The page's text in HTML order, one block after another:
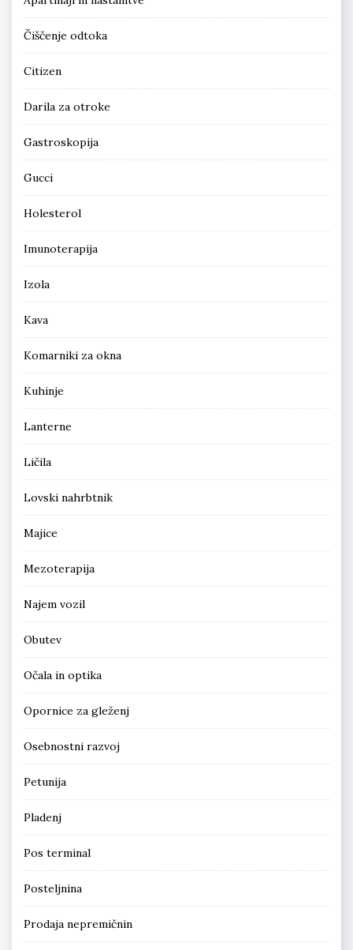
Čiščenje odtoka
Citizen
Darila za otroke
Gastroskopija
Gucci
Holesterol
Imunoterapija
Izola
Kava
Komarniki za okna
Kuhinje
Lanterne
Ličila
Lovski nahrbtnik
Majice
Mezoterapija
Najem vozil
Obutev
Očala in optika
Opornice za gleženj
Osebnostni razvoj
Petunija
Pladenj
Pos terminal
Posteljnina
Prodaja nepremičnin